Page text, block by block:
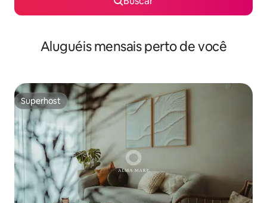
Aluguéis mensais perto de você
Superhost
Superhost